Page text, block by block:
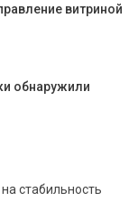
витриной
обнаружили
стабильность